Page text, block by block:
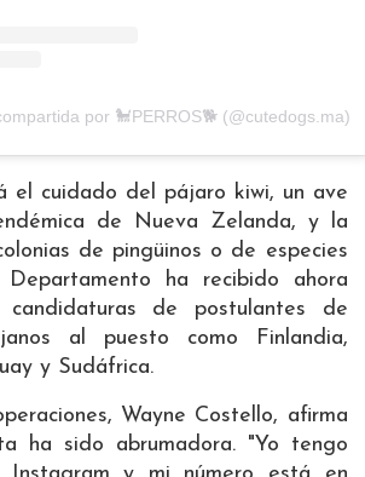
por 🐩PERROS🐕 (@cutedogs.ma)
el cuidado del pájaro kiwi, un ave
de Nueva Zelanda, y la
de pingüinos o de especies
ha recibido ahora
de postulantes de
al puesto como Finlandia,
y Sudáfrica.
Wayne Costello, afirma
ha sido abrumadora. "Yo tengo